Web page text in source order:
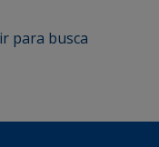
ir para busca